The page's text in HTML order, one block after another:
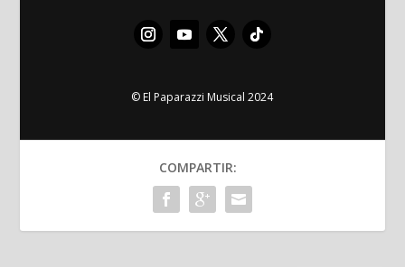
© El Paparazzi Musical 2024
COMPARTIR: